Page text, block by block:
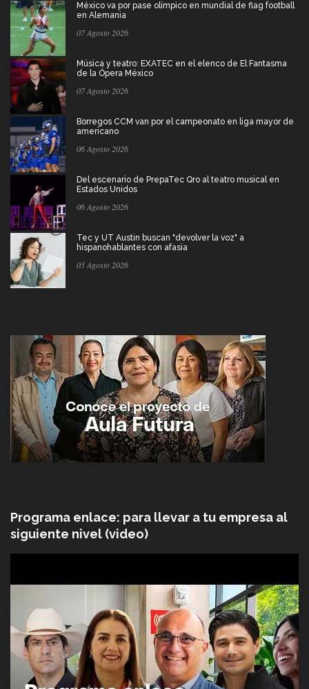
México va por pase olímpico en mundial de flag football
en Alemania
07 Agosto 2026
Música y teatro: EXATEC en el elenco de El Fantasma
de la Ópera México
07 Agosto 2026
Borregos CCM van por el campeonato en liga mayor de
americano
06 Agosto 2026
Del escenario de PrepaTec Qro al teatro musical en
Estados Unidos
06 Agosto 2026
Tec y UT Austin buscan "devolver la voz" a
hispanohablantes con afasia
05 Agosto 2026
Programa enlace: para llevar a tu empresa al
siguiente nivel (video)